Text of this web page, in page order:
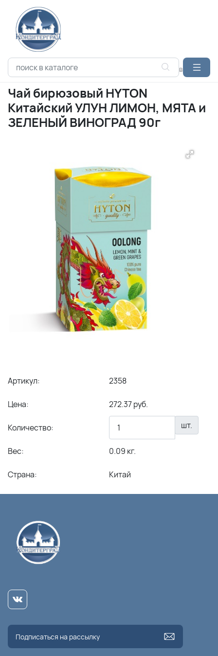
Каталог продукции Чай бирюзовый
Чай бирюзовый HYTON
Китайский УЛУН ЛИМОН, МЯТА и
ЗЕЛЕНЫЙ ВИНОГРАД 90г
Артикул: 2358
Цена: 272.37 руб.
Количество: шт.
Вес: 0.09 кг.
Страна: Китай